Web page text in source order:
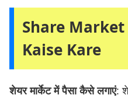
Share
Kaise Kare
शेयर मार्केट में पैसा कैसे लगाएं: